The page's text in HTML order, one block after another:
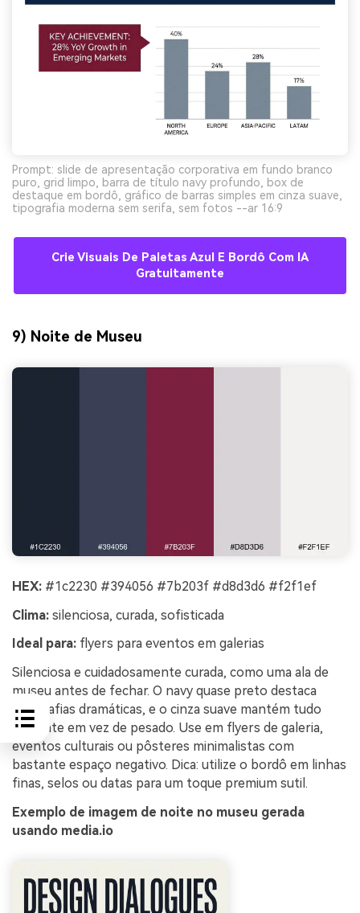
Prompt: slide de apresentação corporativa em fundo branco
puro, grid limpo, barra de título navy profundo, box de
destaque em bordô, gráfico de barras simples em cinza suave,
tipografia moderna sem serifa, sem fotos --ar 16:9
Crie Visuais De Paletas Azul E Bordô Com IA
Gratuitamente
9) Noite de Museu
HEX: #1c2230 #394056 #7b203f #d8d3d6 #f2f1ef
Clima: silenciosa, curada, sofisticada
Ideal para: flyers para eventos em galerias
Silenciosa e cuidadosamente curada, como uma ala de
museu antes de fechar. O navy quase preto destaca
tipografias dramáticas, e o cinza suave mantém tudo
elegante em vez de pesado. Use em flyers de galeria,
eventos culturais ou pôsteres minimalistas com
bastante espaço negativo. Dica: utilize o bordô em linhas
finas, selos ou datas para um toque premium sutil.
Exemplo de imagem de noite no museu gerada
usando media.io